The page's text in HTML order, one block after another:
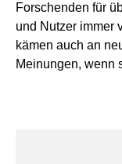
Forschenden für
und Nutzer immer
kämen auch an
Meinungen, wenn